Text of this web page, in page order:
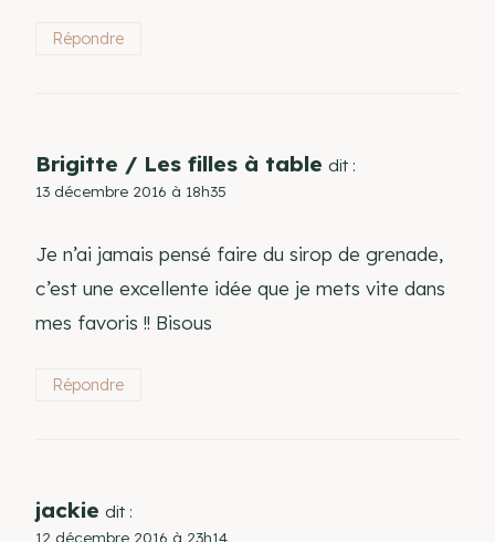
Répondre
Brigitte / Les filles à table dit :
13 décembre 2016 à 18h35
Je n’ai jamais pensé faire du sirop de grenade,
c’est une excellente idée que je mets vite dans
mes favoris !! Bisous
Répondre
jackie dit :
12 décembre 2016 à 23h14